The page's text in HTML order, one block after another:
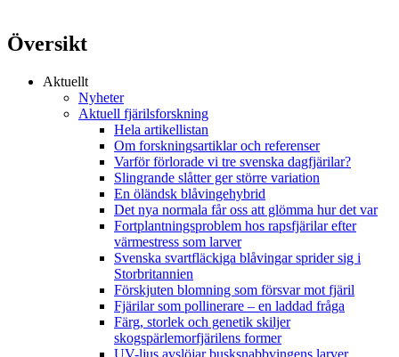
Översikt
Aktuellt
Nyheter
Aktuell fjärilsforskning
Hela artikellistan
Om forskningsartiklar och referenser
Varför förlorade vi tre svenska dagfjärilar?
Slingrande slåtter ger större variation
En öländsk blåvingehybrid
Det nya normala får oss att glömma hur det var
Fortplantningsproblem hos rapsfjärilar efter
värmestress som larver
Svenska svartfläckiga blåvingar sprider sig i
Storbritannien
Förskjuten blomning som försvar mot fjäril
Fjärilar som pollinerare – en laddad fråga
Färg, storlek och genetik skiljer
skogspärlemorfjärilens former
UV-ljus avslöjar busksnabbvingens larver